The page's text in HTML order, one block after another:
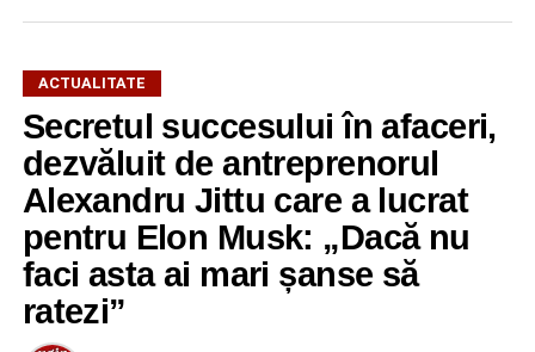
ACTUALITATE
Secretul succesului în afaceri,
dezvăluit de antreprenorul
Alexandru Jittu care a lucrat
pentru Elon Musk: „Dacă nu
faci asta ai mari șanse să
ratezi”